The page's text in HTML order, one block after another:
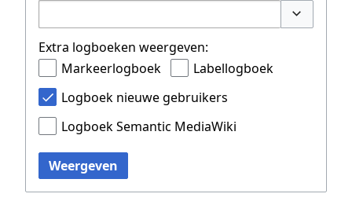
Extra logboeken weergeven:
Markeerlogboek
Labellogboek
Logboek nieuwe gebruikers
Logboek Semantic MediaWiki
Weergeven